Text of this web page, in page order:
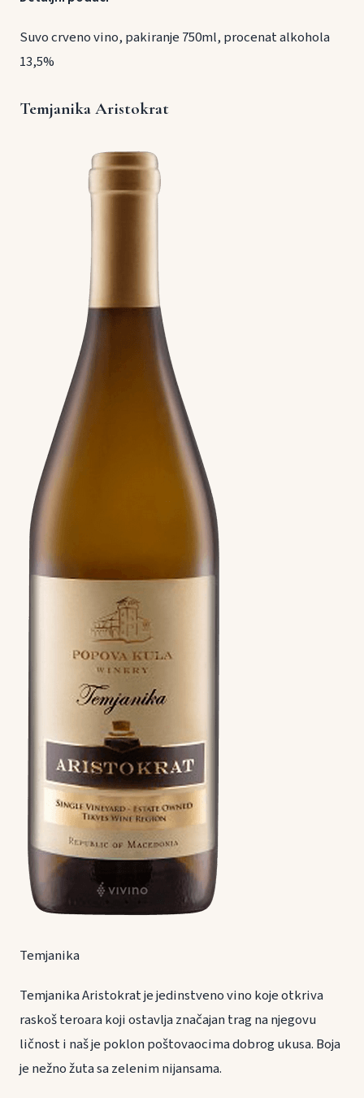
Suvo crveno vino, pakiranje 750ml, procenat alkohola
13,5%
Temjanika Aristokrat
Temjanika
Temjanika Aristokrat je jedinstveno vino koje otkriva
raskoš teroara koji ostavlja značajan trag na njegovu
ličnost i naš je poklon poštovaocima dobrog ukusa. Boja
je nežno žuta sa zelenim nijansama.